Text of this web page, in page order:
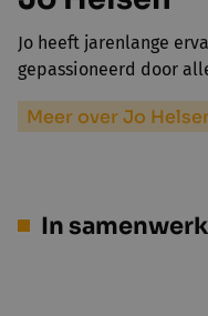
Jo heeft jarenlange
gepassioneerd door
Meer over Jo
In